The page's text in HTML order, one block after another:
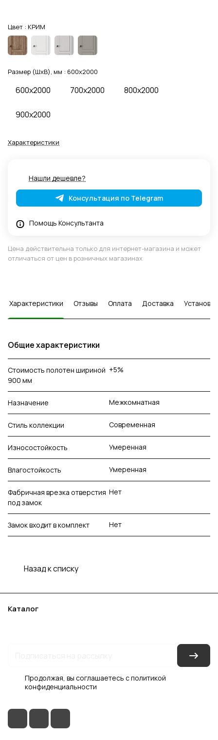
Цвет : КРИМ
Размер (ШхВ), мм : 600x2000
600x2000 700x2000 800x2000
900x2000
Характеристики
Нашли дешевле?
Консультация по Telegram
Помощь Консультанта
Цена действительна только для интернет-магазина и может
отличаться от цен в розничных магазинах
Характеристики Отзывы Оплата Доставка Установка
Общие характеристики
Стоимость полотен шириной
900 мм
+5%
Назначение Межкомнатная
Стиль коллекции Современная
Износостойкость Умеренная
Влагостойкость Умеренная
Фабричная врезка отверстия
под замок
Нет
Замок входит в комплект Нет
Назад к списку
Каталог
Продолжая, вы соглашаетесь сполитикой
конфиденциальности